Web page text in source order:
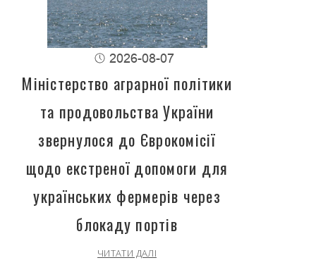
2026-08-07
Міністерство аграрної політики
та продовольства України
звернулося до Єврокомісії
щодо екстреної допомоги для
українських фермерів через
блокаду портів
ЧИТАТИ ДАЛІ